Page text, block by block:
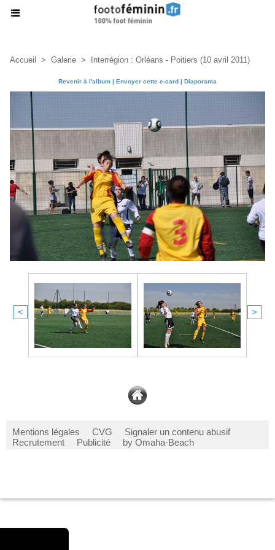
Accueil > Galerie > Interrégion : Orléans - Poitiers (10 avril 2011)
Revenir à l'album | Envoyer cette e-card | Diaporama
< >
Mentions légales CVG
Signaler un contenu abusif
Recrutement
Publicité by Omaha-Beach